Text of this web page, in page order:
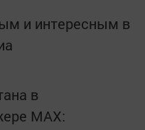
и интересным в
в
MАХ: